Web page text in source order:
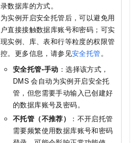
录数据库的方式。
为实例开启安全托管后，可以避免用
户直接接触数据库账号和密码；可实
现实例、库、表和行等粒度的权限管
控。更多信息，请参见安全托管。
安全托管-手动 ：选择该方式，
DMS 会自动为实例开启安全托
管，但您需要手动输入已创建好
的数据库账号及密码。
不托管（不推荐）
：不开启托管
需要频繁使用数据库账号和密码